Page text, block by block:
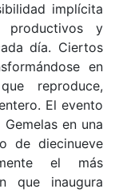
implícita
y
día. Ciertos
en
reproduce,
El evento
en una
de diecinueve
el más
que inaugura